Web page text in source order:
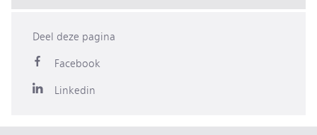
Deel deze pagina
Facebook
Linkedin